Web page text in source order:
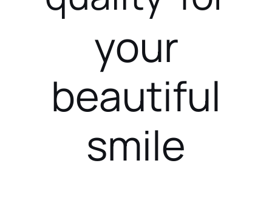
your
beautiful
smile